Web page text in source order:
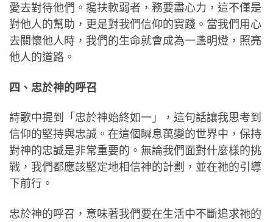
愛去對待他們。攙扶軟弱者，務要盡心力，這不僅是
對他人的幫助，更是對我們信仰的實踐。當我們用心
去關懷他人時，我們的生命就會成為一盞明燈，照亮
他人的道路。
四、忠於神的呼召
詩歌中提到「忠於神始終如一」，這句話讓我思考到
信仰的堅持與忠誠。在這個瞬息萬變的世界中，保持
對神的忠誠是非常重要的。無論我們面對什麼樣的挑
戰，我們都應該堅定地相信神的計劃，並在祂的引導
下前行。
忠於神的呼召，意味著我們要在生活中不斷追求祂的